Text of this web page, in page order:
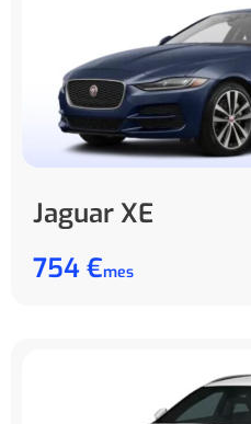
Jaguar XE
754 €mes